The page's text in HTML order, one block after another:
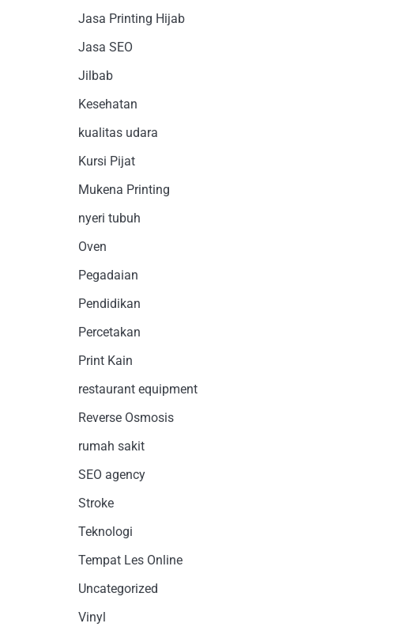
Jasa Printing Hijab
Jasa SEO
Jilbab
Kesehatan
kualitas udara
Kursi Pijat
Mukena Printing
nyeri tubuh
Oven
Pegadaian
Pendidikan
Percetakan
Print Kain
restaurant equipment
Reverse Osmosis
rumah sakit
SEO agency
Stroke
Teknologi
Tempat Les Online
Uncategorized
Vinyl